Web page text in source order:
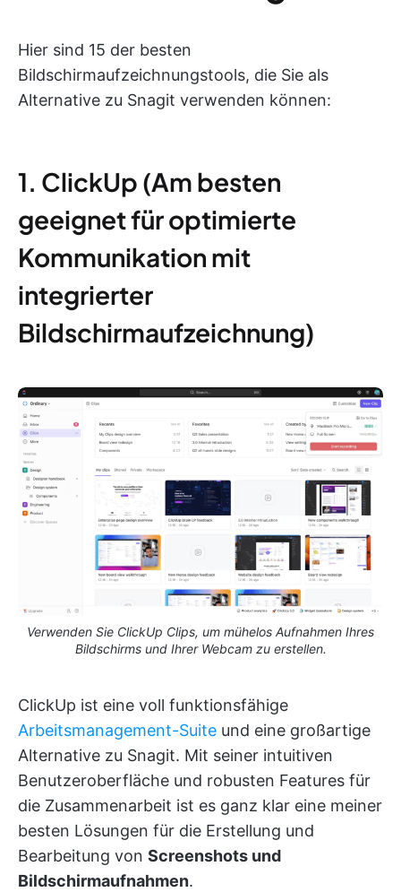
Hier sind 15 der besten
Bildschirmaufzeichnungstools, die Sie als
Alternative zu Snagit verwenden können:
1. ClickUp (Am besten
geeignet für optimierte
Kommunikation mit
integrierter
Bildschirmaufzeichnung)
Verwenden Sie ClickUp Clips, um mühelos Aufnahmen Ihres
Bildschirms und Ihrer Webcam zu erstellen.
ClickUp ist eine voll funktionsfähige
Arbeitsmanagement-Suite und eine großartige
Alternative zu Snagit. Mit seiner intuitiven
Benutzeroberfläche und robusten Features für
die Zusammenarbeit ist es ganz klar eine meiner
besten Lösungen für die Erstellung und
Bearbeitung von Screenshots und
Bildschirmaufnahmen.